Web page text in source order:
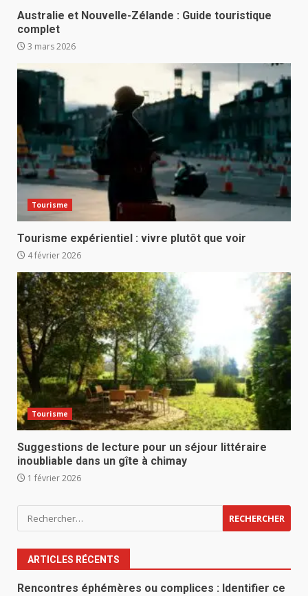
Australie et Nouvelle-Zélande : Guide touristique
complet
3 mars 2026
Tourisme
Tourisme expérientiel : vivre plutôt que voir
4 février 2026
Tourisme
Suggestions de lecture pour un séjour littéraire
inoubliable dans un gîte à chimay
1 février 2026
Rechercher :
ARTICLES RÉCENTS
Rencontres éphémères ou complices : Identifier ce